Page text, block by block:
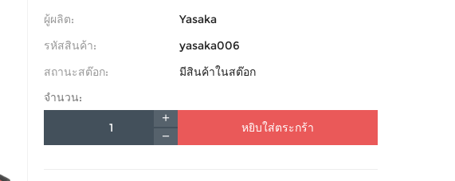
ผู้ผลิต:
Yasaka
รหัสสินค้า:
yasaka006
สถานะสต๊อก:
มีสินค้าในสต๊อก
จำนวน:
หยิบใส่ตระกร้า